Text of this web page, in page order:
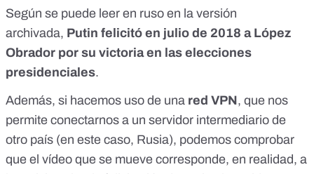
Según se puede leer en ruso en la versión
archivada, Putin felicitó en julio de 2018 a López
Obrador por su victoria en las elecciones
presidenciales.
Además, si hacemos uso de una red VPN, que nos
permite conectarnos a un servidor intermediario de
otro país (en este caso, Rusia), podemos comprobar
que el vídeo que se mueve corresponde, en realidad, a